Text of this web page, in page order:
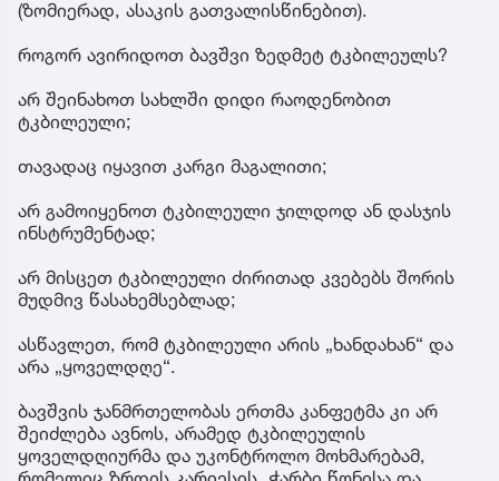
(ზომიერად, ასაკის გათვალისწინებით).
როგორ ავირიდოთ ბავშვი ზედმეტ ტკბილეულს?
არ შეინახოთ სახლში დიდი რაოდენობით
ტკბილეული;
თავადაც იყავით კარგი მაგალითი;
არ გამოიყენოთ ტკბილეული ჯილდოდ ან დასჯის
ინსტრუმენტად;
არ მისცეთ ტკბილეული ძირითად კვებებს შორის
მუდმივ წასახემსებლად;
ასწავლეთ, რომ ტკბილეული არის „ხანდახან“ და
არა „ყოველდღე“.
ბავშვის ჯანმრთელობას ერთმა კანფეტმა კი არ
შეიძლება ავნოს, არამედ ტკბილეულის
ყოველდღიურმა და უკონტროლო მოხმარებამ,